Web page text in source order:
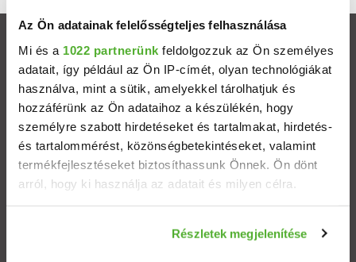
Az Ön adatainak felelősségteljes felhasználása
Mi és a 1022 partnerünk feldolgozzuk az Ön személyes
adatait, így például az Ön IP-címét, olyan technológiákat
használva, mint a sütik, amelyekkel tárolhatjuk és
hozzáférünk az Ön adataihoz a készülékén, hogy
személyre szabott hirdetéseket és tartalmakat, hirdetés-
és tartalommérést, közönségbetekintéseket, valamint
termékfejlesztéseket biztosíthassunk Önnek. Ön dönt
arról, hogy ki használja az adatait és milyen célra.
Információgyűjtés az Ön földrajzi elhelyezkedéséről
Részletek megjelenítése
Ingatlanok
Eladó házak
Eladó lakások
Települések